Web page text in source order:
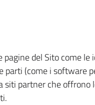
del Sito come
(come i software
partner che